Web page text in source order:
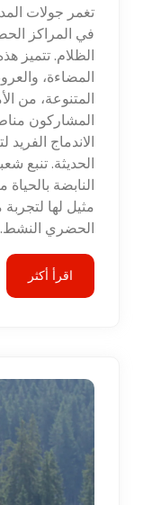
تغمر جولات
في المراكز
الظلام. تتميز
المضاءة،
المتنوعة، من
المشاركون
الاندماج الفريد
الحديثة. تنبع
النابضة
مثيل لها
الحضري النشط.
اقرأ أكثر